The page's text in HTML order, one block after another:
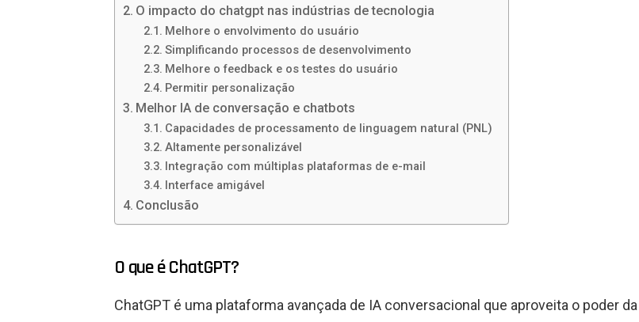
O impacto do chatgpt nas indústrias de tecnologia
Melhore o envolvimento do usuário
Simplificando processos de desenvolvimento
Melhore o feedback e os testes do usuário
Permitir personalização
Melhor IA de conversação e chatbots
Capacidades de processamento de linguagem natural (PNL)
Altamente personalizável
Integração com múltiplas plataformas de e-mail
Interface amigável
Conclusão
O que é ChatGPT?
ChatGPT é uma plataforma avançada de IA conversacional que aproveita o poder da